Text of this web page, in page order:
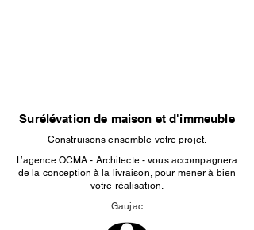
Surélévation de maison et d'immeuble
Construisons ensemble votre projet.
L’agence OCMA - Architecte - vous accompagnera
de la conception à la livraison, pour mener à bien
votre réalisation.
Gaujac